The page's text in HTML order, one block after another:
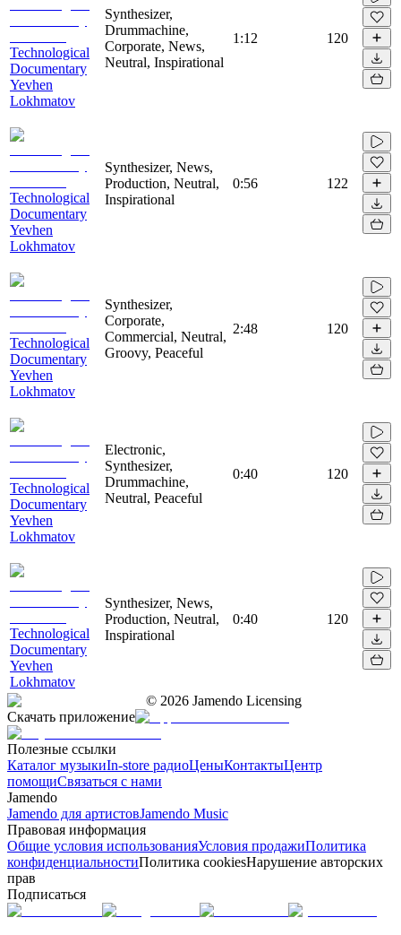
Technological
Documentary
Yevhen
Lokhmatov
Synthesizer,
Drummachine,
Corporate, News,
Neutral, Inspirational
1:12 120
Technological
Documentary
Yevhen
Lokhmatov
Synthesizer, News,
Production, Neutral,
Inspirational
0:56 122
Technological
Documentary
Yevhen
Lokhmatov
Synthesizer,
Corporate,
Commercial, Neutral,
Groovy, Peaceful
2:48 120
Technological
Documentary
Yevhen
Lokhmatov
Electronic,
Synthesizer,
Drummachine,
Neutral, Peaceful
0:40 120
Technological
Documentary
Yevhen
Lokhmatov
Synthesizer, News,
Production, Neutral,
Inspirational
0:40 120
© 2026 Jamendo Licensing
Скачать приложение
Полезные ссылки
Каталог музыкиIn-store радиоЦеныКонтактыЦентр
помощиСвязаться с нами
Jamendo
Jamendo для артистовJamendo Music
Правовая информация
Общие условия использованияУсловия продажиПолитика
конфиденциальностиПолитика cookiesНарушение авторских
прав
Подписаться